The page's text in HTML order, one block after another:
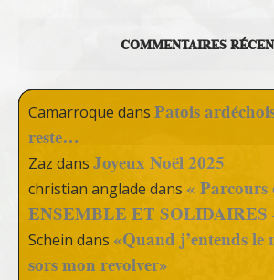
COMMENTAIRES
Camarroque dans Patois
reste…
Zaz dans Joyeux Noël 2025
christian anglade dans « Parcours
ENSEMBLE ET SOLIDAIRES
Schein dans «Quand j’entends
sors mon revolver»